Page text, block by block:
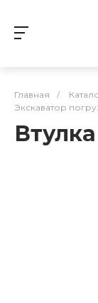
Главная /
Экскаватор
Втулка